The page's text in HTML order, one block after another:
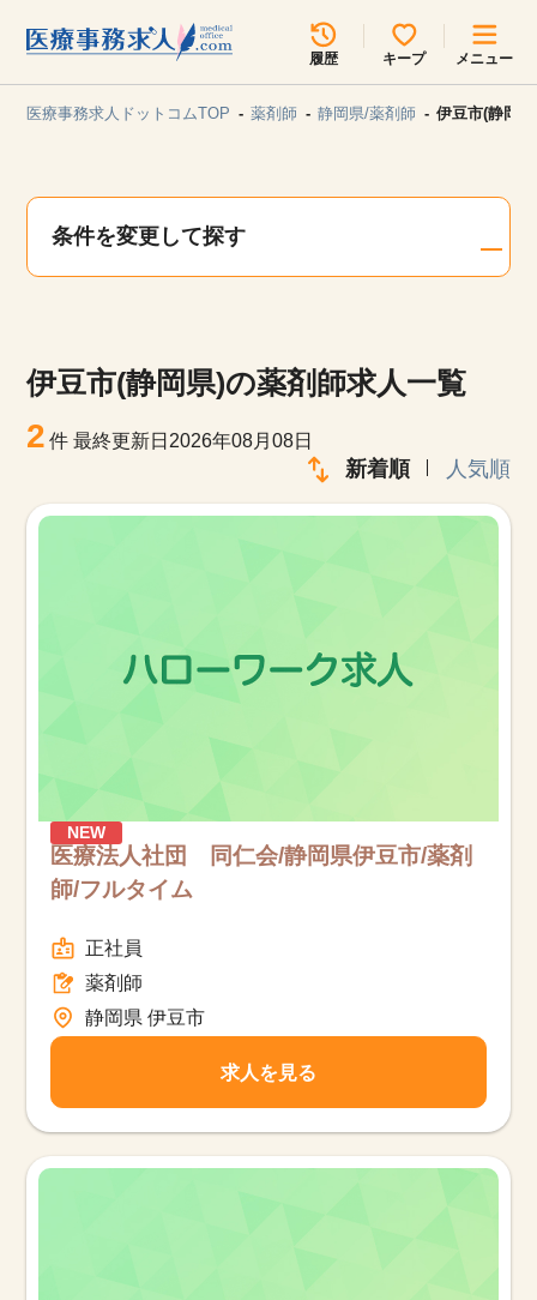
履歴 キープ メニュー
見学会・イベント情報
よくあるご質問
人材をお探しの医療機関・企業様
運営会社
医療事務求人ドットコムTOP 薬剤師 静岡県/薬剤師 伊豆市(静岡
条件を変更して探す
伊豆市(静岡県)の薬剤師求人一覧
2 件最終更新日2026年08月08日
新着順 人気順
NEW
医療法人社団 同仁会/静岡県伊豆市/薬剤
師/フルタイム
正社員
薬剤師
静岡県 伊豆市
求人を見る
所在地のエリアを選択してください
各支店担当よりご連絡させていただきます。
関東
甲信越・北陸 中国・四国